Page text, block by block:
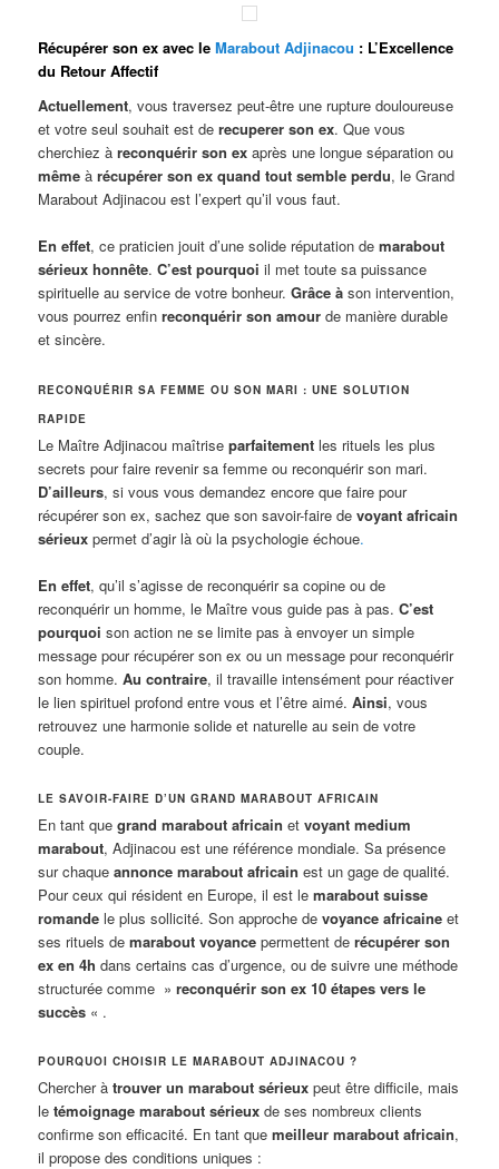
Récupérer son ex avec leMarabout Adjinacou : L’Excellence
du Retour Affectif
Actuellement, vous traversez peut-être une rupture douloureuse
et votre seul souhait est derecuperer son ex. Que vous
cherchiez àreconquérir son ex après une longue séparation ou
même àrécupérer son ex quand tout semble perdu, le Grand
Marabout Adjinacou est l’expert qu’il vous faut.
En effet, ce praticien jouit d’une solide réputation demarabout
sérieux honnête.C’est pourquoi il met toute sa puissance
spirituelle au service de votre bonheur.Grâce à son intervention,
vous pourrez enfinreconquérir son amour de manière durable
et sincère.
RECONQUÉRIR SA FEMME OU SON MARI : UNE SOLUTION
RAPIDE
Le Maître Adjinacou maîtriseparfaitement les rituels les plus
secrets pour faire revenir sa femme ou reconquérir son mari.
D’ailleurs, si vous vous demandez encore que faire pour
récupérer son ex, sachez que son savoir-faire devoyant africain
sérieux permet d’agir là où la psychologie échoue.
En effet, qu’il s’agisse de reconquérir sa copine ou de
reconquérir un homme, le Maître vous guide pas à pas.C’est
pourquoi son action ne se limite pas à envoyer un simple
message pour récupérer son ex ou un message pour reconquérir
son homme.Au contraire, il travaille intensément pour réactiver
le lien spirituel profond entre vous et l’être aimé.Ainsi, vous
retrouvez une harmonie solide et naturelle au sein de votre
couple.
LE SAVOIR-FAIRE D’UN GRAND MARABOUT AFRICAIN
En tant quegrand marabout africain etvoyant medium
marabout, Adjinacou est une référence mondiale. Sa présence
sur chaqueannonce marabout africain est un gage de qualité.
Pour ceux qui résident en Europe, il est lemarabout suisse
romande le plus sollicité. Son approche devoyance africaine et
ses rituels demarabout voyance permettent derécupérer son
ex en 4h dans certains cas d’urgence, ou de suivre une méthode
structurée comme »reconquérir son ex 10 étapes vers le
succès « .
POURQUOI CHOISIR LE MARABOUT ADJINACOU ?
Chercher àtrouver un marabout sérieux peut être difficile, mais
letémoignage marabout sérieux de ses nombreux clients
confirme son efficacité. En tant quemeilleur marabout africain,
il propose des conditions uniques :